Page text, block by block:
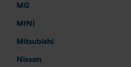
MG
MINI
Mitsubishi
Nissan